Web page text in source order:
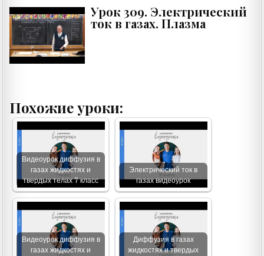
Урок 309. Электрический
ток в газах. Плазма
Похожие уроки:
Видеоурок диффузия в
газах жидкостях и
твердых телах 7 класс
Электрический ток в
газах видеоурок
Видеоурок диффузия в
газах жидкостях и
Диффузия в газах
жидкостях и твердых